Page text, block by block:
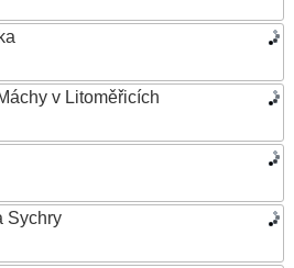
v Litoměřicích
Sychry